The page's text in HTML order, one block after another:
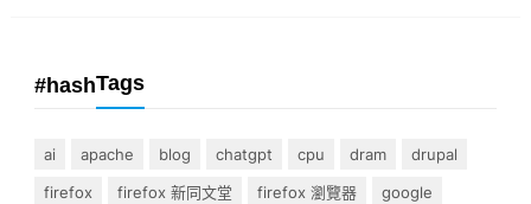
#hashTags
ai apache blog chatgpt cpu dram
drupal
firefox
firefox 新同文堂 firefox 瀏覽器
google